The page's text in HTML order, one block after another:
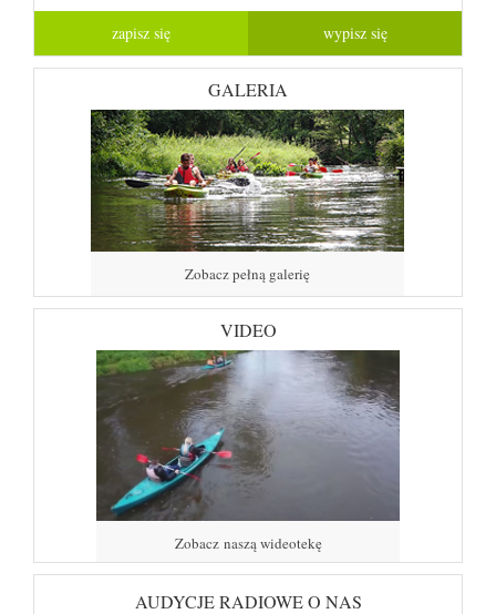
GALERIA
Zobacz pełną galerię
VIDEO
Zobacz naszą wideotekę
AUDYCJE RADIOWE O NAS